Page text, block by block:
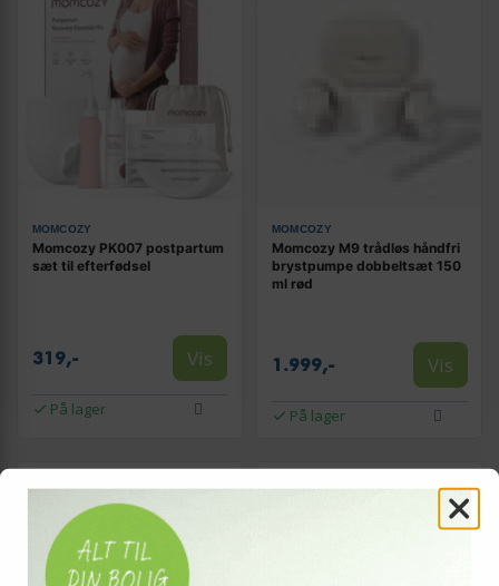
MOMCOZY
Momcozy PK007 postpartum
sæt til efterfødsel
319,- Vis
På lager
MOMCOZY
Momcozy M9 trådløs håndfri
brystpumpe dobbeltsæt 150
ml rød
1.999,- Vis
På lager
NY NY